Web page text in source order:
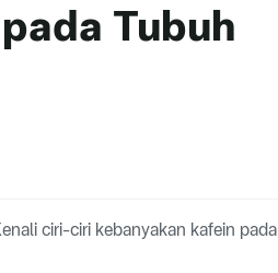
Tubuh
ciri-ciri kebanyakan kafein pada